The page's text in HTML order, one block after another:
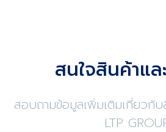
สนใจสินค้าแล
สอบถามข้อมูลเพิ่มเติมเกี่ยวกับ
LTP